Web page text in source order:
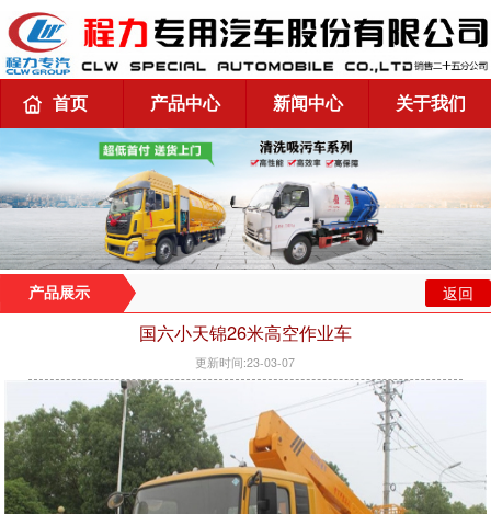
首页 产品中心 新闻中心 关于我们
产品展示 返回
国六小天锦26米高空作业车
更新时间:23-03-07